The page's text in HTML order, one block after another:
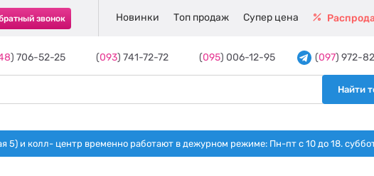
звонок Новинки Топ продаж Супер цена
) 706-52-25 (093) 741-72-72 (095) 006-12-95 (097) 972-
Найти
5) и колл- центр временно работают в дежурном режиме: Пн-пт с 10 до 18.